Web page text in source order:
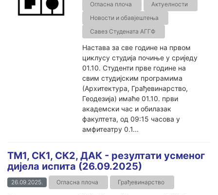
Огласна плоча
Актуелности
Новости и обавјештења
Савез Студената АГГФ
Настава за све године на првом
циклусу студија почиње у сриједу
01.10. Студенти прве године на
свим студијским програмима
(Архитектура, Грађевинарство,
Геодезија) имаће 01.10. први
академски час и обилазак
факултета, од 09:15 часова у
амфитеатру 0.1...
ТМ1, СК1, СК2, ДАК - резултати усменог
дијела испита (26.09.2025)
26.09.2025. Огласна плоча Грађевинарство